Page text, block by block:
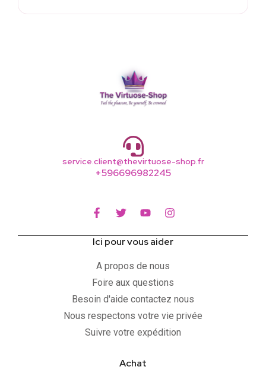
service.client@thevirtuose-shop.fr
+596696982245
Ici pour vous aider
A propos de nous
Foire aux questions
Besoin d'aide contactez nous
Nous respectons votre vie privée
Suivre votre expédition
Achat